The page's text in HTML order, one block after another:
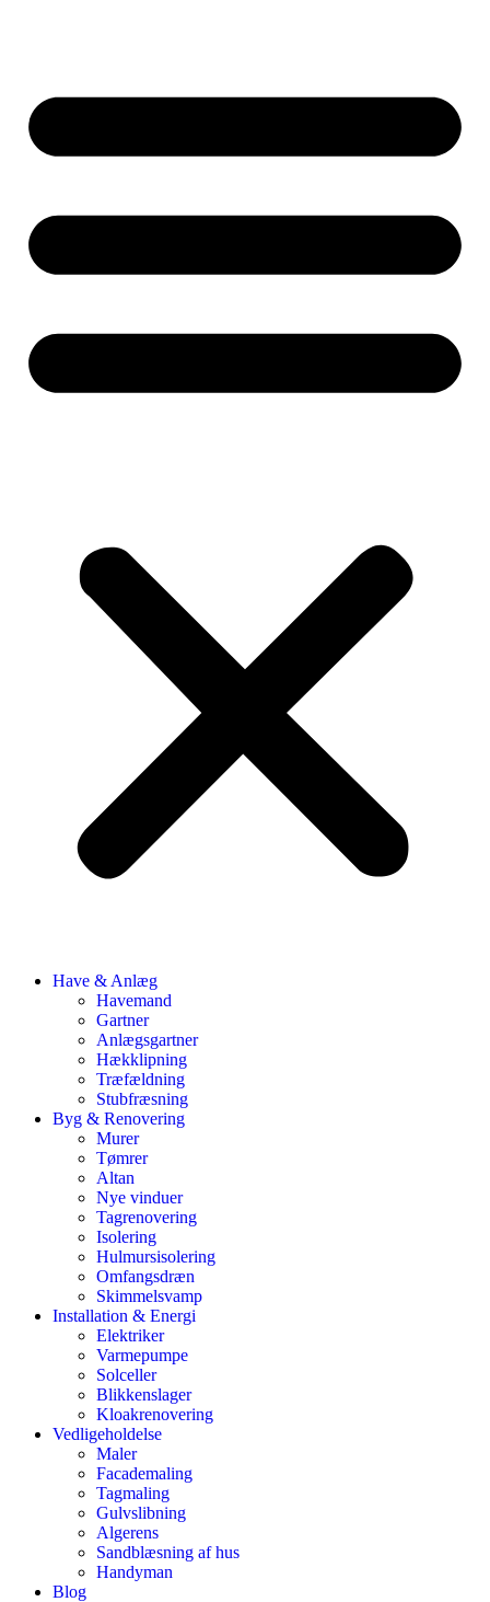
Have & Anlæg
Havemand
Gartner
Anlægsgartner
Hækklipning
Træfældning
Stubfræsning
Byg & Renovering
Murer
Tømrer
Altan
Nye vinduer
Tagrenovering
Isolering
Hulmursisolering
Omfangsdræn
Skimmelsvamp
Installation & Energi
Elektriker
Varmepumpe
Solceller
Blikkenslager
Kloakrenovering
Vedligeholdelse
Maler
Facademaling
Tagmaling
Gulvslibning
Algerens
Sandblæsning af hus
Handyman
Blog